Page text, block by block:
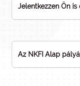
Jelentkezzen Ön is
Az NKFI Alap